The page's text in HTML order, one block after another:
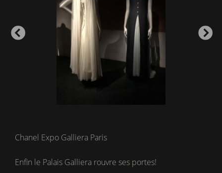
Chanel Expo Galliera Paris
Enfin le Palais Galliera rouvre ses portes!